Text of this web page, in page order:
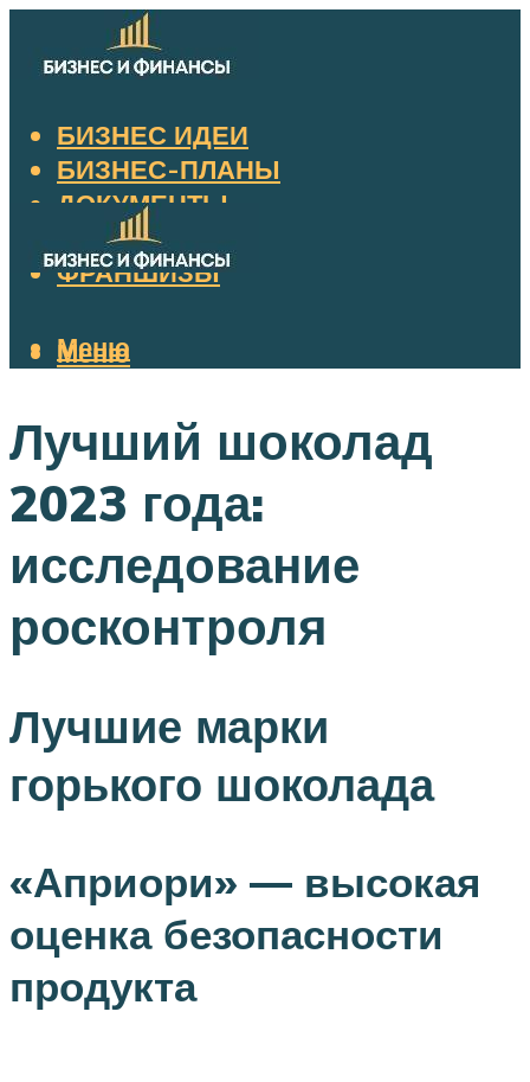
БИЗНЕС ИДЕИ
БИЗНЕС-ПЛАНЫ
ДОКУМЕНТЫ
НАЛОГИ
ФРАНШИЗЫ
Меню
Меню
Лучший шоколад
2023 года:
исследование
росконтроля
Лучшие марки
горького шоколада
«Априори» — высокая
оценка безопасности
продукта